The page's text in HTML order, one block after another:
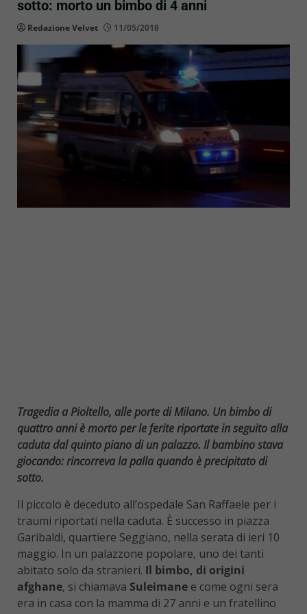
sotto: morto un bimbo di 4 anni
Redazione Velvet 11/05/2018
Tragedia a Pioltello, alle porte di Milano. Un bimbo di
quattro anni è morto per le ferite riportate in seguito alla
caduta dal quinto piano di un palazzo. Il bambino stava
giocando: rincorreva la palla quando è precipitato di
sotto.
Il piccolo è deceduto all’ospedale San Raffaele per i
traumi riportati nella caduta. È successo in piazza
Garibaldi, quartiere Seggiano, nella serata di ieri 10
maggio. In un palazzone popolare, uno dei tanti
abitato solo da stranieri. Il bimbo, di origini
afghane, si chiamava Suleimane e come ogni sera
era in casa con la mamma di 27 anni e un fratellino